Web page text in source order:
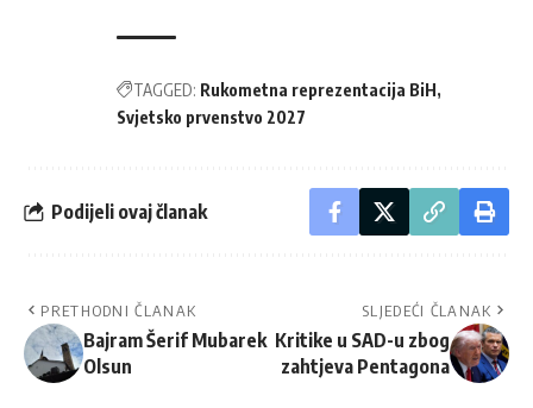
TAGGED: Rukometna reprezentacija BiH
Svjetsko prvenstvo 2027
Podijeli ovaj članak
PRETHODNI ČLANAK
Bajram Šerif Mubarek
Olsun
SLJEDEĆI ČLANAK
Kritike u SAD-u zbog
zahtjeva Pentagona